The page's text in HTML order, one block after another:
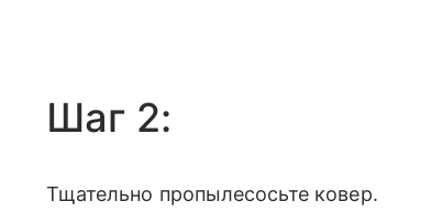
Шаг 2:
Тщательно пропылесосьте ковер.